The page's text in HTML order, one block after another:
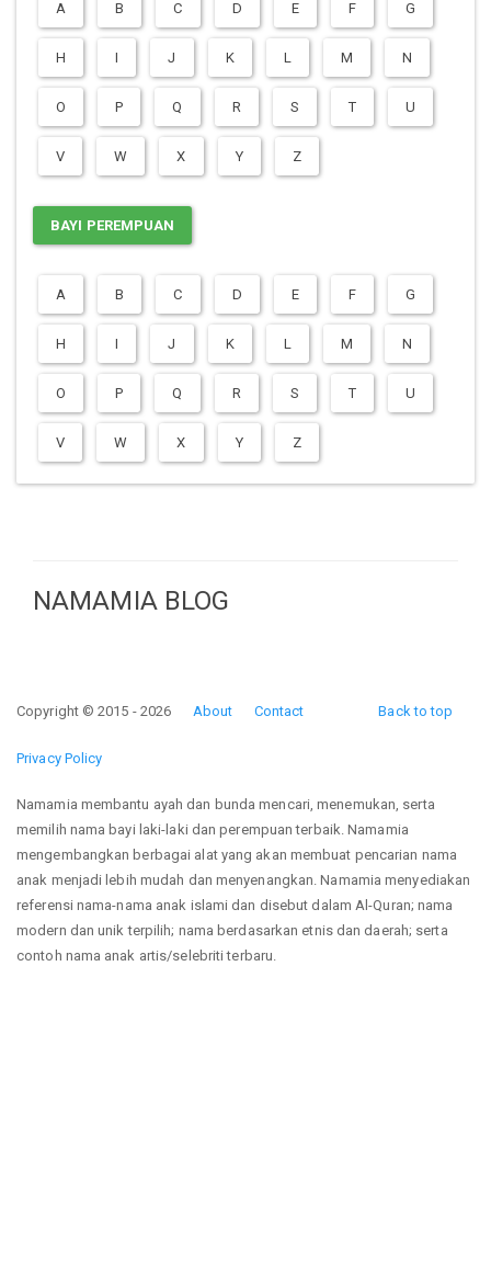
A B C D E F G
H I J K L M N
O P Q R S T U
V W X Y Z
BAYI PEREMPUAN
A B C D E F G
H I J K L M N
O P Q R S T U
V W X Y Z
NAMAMIA BLOG
Back to top
Copyright © 2015 - 2026 About Contact
Privacy Policy
Namamia membantu ayah dan bunda mencari, menemukan, serta
memilih nama bayi laki-laki dan perempuan terbaik. Namamia
mengembangkan berbagai alat yang akan membuat pencarian nama
anak menjadi lebih mudah dan menyenangkan. Namamia menyediakan
referensi nama-nama anak islami dan disebut dalam Al-Quran; nama
modern dan unik terpilih; nama berdasarkan etnis dan daerah; serta
contoh nama anak artis/selebriti terbaru.